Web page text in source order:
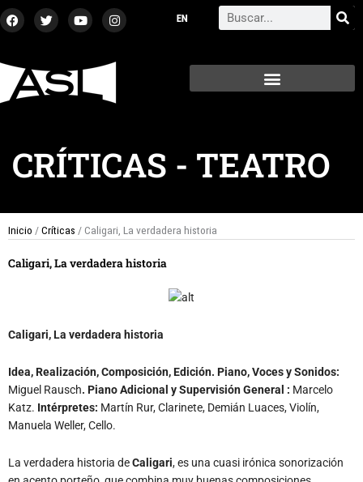
al
F
a
c
o
k
T
w
i
e
r
Y
o
u
b
I
n
s
a
Search
CRÍTICAS - TEATRO
Inicio /Críticas / Caligari, La verdadera historia
Caligari, La verdadera historia
Caligari, La verdadera historia
Idea, Realización, Composición, Edición. Piano, Voces y Sonidos:
Miguel Rausch. Piano Adicional y Supervisión General : Marcelo
Katz. Intérpretes: Martín Rur, Clarinete, Demián Luaces, Violín,
Manuela Weller, Cello.
La verdadera historia deCaligari, es una cuasi irónica sonorización